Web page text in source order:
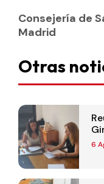
Consejería de
Madrid
Otras
6